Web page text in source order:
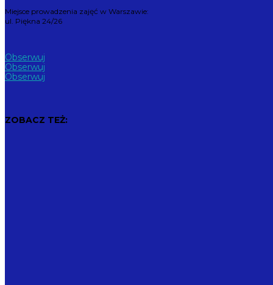
Miejsce prowadzenia zajęć w Warszawie:
ul. Piękna 24/26
Obserwuj
Obserwuj
Obserwuj
ZOBACZ TEŻ: